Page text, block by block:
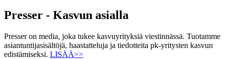
Presser - Kasvun asialla
Presser on media, joka tukee kasvuyrityksiä viestinnässä. Tuotamme
asiantuntijasisältöjä, haastatteluja ja tiedotteita pk-yritysten kasvun
edistämiseksi. LISÄÄ>>